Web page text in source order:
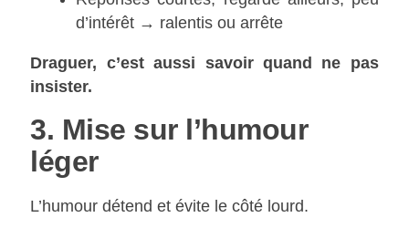
d’intérêt → ralentis ou arrête
Draguer, c’est aussi savoir quand ne pas
insister.
3. Mise sur l’humour
léger
L’humour détend et évite le côté lourd.